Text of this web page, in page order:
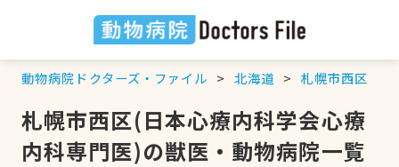
動物病院ドクターズ・ファイル 北海道 札幌市西区
札幌市西区(日本心療内科学会心療
内科専門医)の獣医・動物病院一覧